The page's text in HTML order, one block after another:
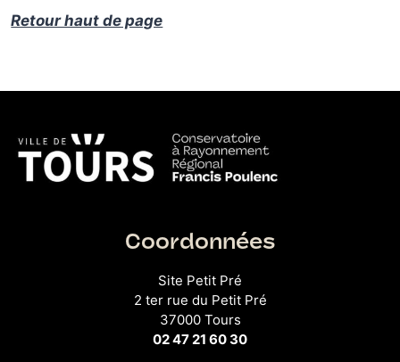
Retour haut de page
Coordonnées
Site Petit Pré
2 ter rue du Petit Pré
37000 Tours
02 47 21 60 30